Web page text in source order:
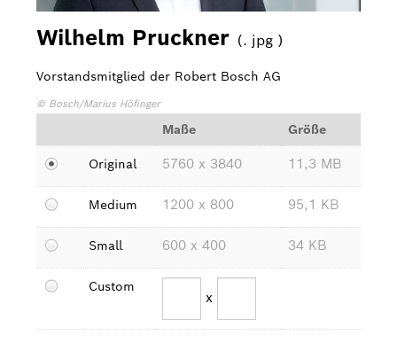
Downloads
Pressemappen
Fotos
Über uns
Bosch in Österreich
Karriere bei Bosch in Österreich
Bosch Weltweit
Wilhelm Pruckner (. jpg )
Vorstandsmitglied der Robert Bosch AG
© Bosch/Marius Höfinger
Maße Größe
Original 5760 x 3840 11,3 MB
Medium 1200 x 800 95,1 KB
Small 600 x 400 34 KB
Custom
x